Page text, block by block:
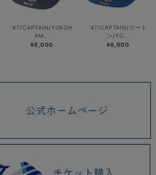
’47/CAPTAIN/YOKOH
AM...
¥6,000
’47/CAPTAIN/ツート
ン/YO...
¥6,000